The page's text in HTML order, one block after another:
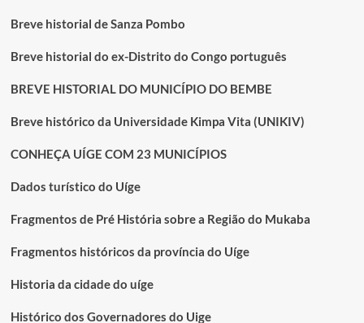
Breve historial de Sanza Pombo
Breve historial do ex-Distrito do Congo português
BREVE HISTORIAL DO MUNICÍPIO DO BEMBE
Breve histórico da Universidade Kimpa Vita (UNIKIV)
CONHEÇA UÍGE COM 23 MUNICÍPIOS
Dados turístico do Uíge
Fragmentos de Pré História sobre a Região do Mukaba
Fragmentos históricos da província do Uíge
Historia da cidade do uíge
Histórico dos Governadores do Uige